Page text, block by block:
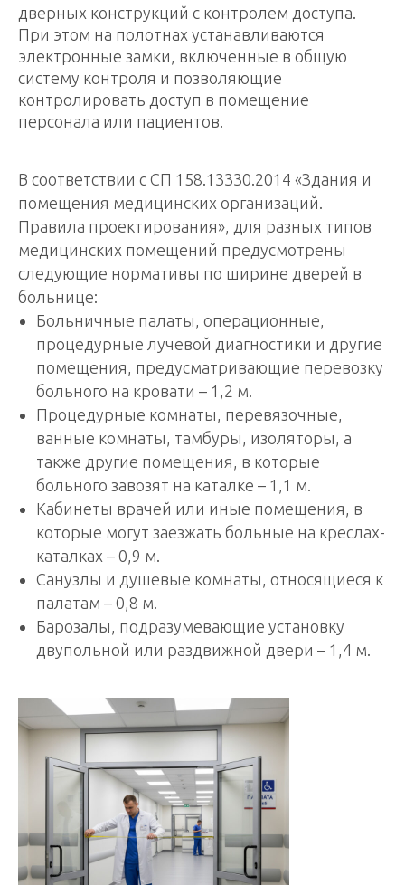
дверных конструкций с контролем доступа.
При этом на полотнах устанавливаются
электронные замки, включенные в общую
систему контроля и позволяющие
контролировать доступ в помещение
персонала или пациентов.
В соответствии с СП 158.13330.2014 «Здания и
помещения медицинских организаций.
Правила проектирования», для разных типов
медицинских помещений предусмотрены
следующие нормативы по ширине дверей в
больнице:
Больничные палаты, операционные,
процедурные лучевой диагностики и другие
помещения, предусматривающие перевозку
больного на кровати – 1,2 м.
Процедурные комнаты, перевязочные,
ванные комнаты, тамбуры, изоляторы, а
также другие помещения, в которые
больного завозят на каталке – 1,1 м.
Кабинеты врачей или иные помещения, в
которые могут заезжать больные на креслах-
каталках – 0,9 м.
Санузлы и душевые комнаты, относящиеся к
палатам – 0,8 м.
Барозалы, подразумевающие установку
двупольной или раздвижной двери – 1,4 м.